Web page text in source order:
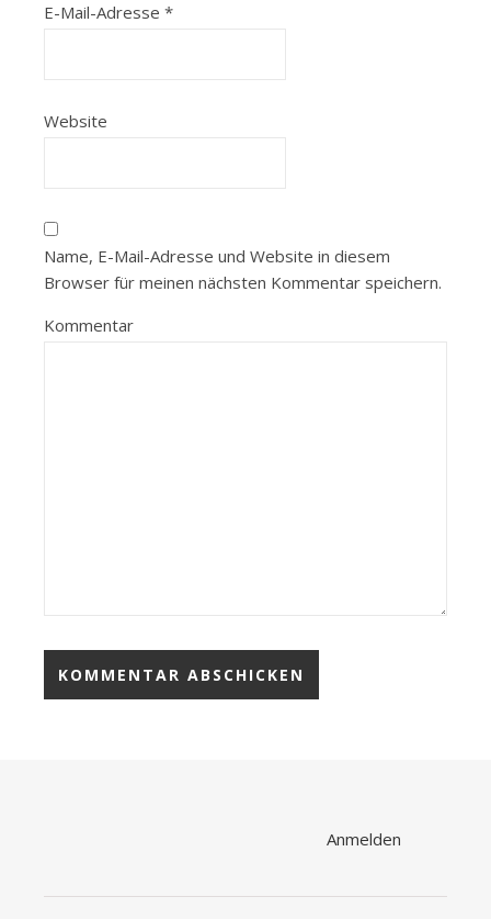
E-Mail-Adresse *
Website
Name, E-Mail-Adresse und Website in diesem
Browser für meinen nächsten Kommentar speichern.
Kommentar
Anmelden